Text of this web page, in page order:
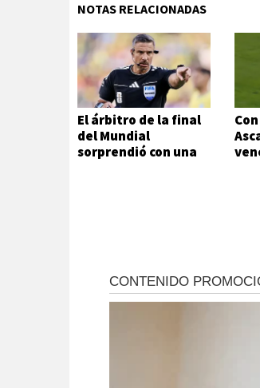
NOTAS RELACIONADAS
El árbitro de la final
del Mundial
sorprendió con una